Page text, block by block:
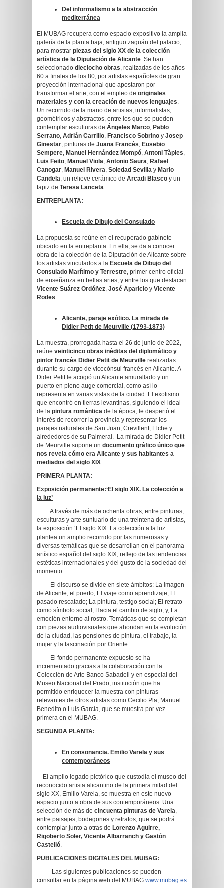
Del informalismo a la abstracción
mediterránea
El MUBAG recupera como espacio expositivo la amplia
galería de la planta baja, antiguo zaguán del palacio,
para mostrar piezas del siglo XX de la colección
artística de la Diputación de Alicante. Se han
seleccionado dieciocho obras, realizadas de los años
60 a finales de los 80, por artistas españoles de gran
proyección internacional que apostaron por
transformar el arte, con el empleo de originales
materiales y con la creación de nuevos lenguajes.
Un recorrido de la mano de artistas, informalistas,
geométricos y abstractos, entre los que se pueden
contemplar esculturas de Ángeles Marco, Pablo
Serrano, Adrián Carrillo, Francisco Sobrino y Josep
Ginestar, pinturas de Juana Francés, Eusebio
Sempere, Manuel Hernández Mompó, Antoni Tàpies,
Luis Feito, Manuel Viola, Antonio Saura, Rafael
Canogar, Manuel Rivera, Soledad Sevilla y Mario
Candela, un relieve cerámico de Arcadi Blasco y un
tapiz de Teresa Lanceta.
ENTREPLANTA:
Escuela de Dibujo del Consulado
La propuesta se reúne en el recuperado gabinete
ubicado en la entreplanta. En ella, se da a conocer
obra de la colección de la Diputación de Alicante sobre
los artistas vinculados a la Escuela de Dibujo del
Consulado Marítimo y Terrestre, primer centro oficial
de enseñanza en bellas artes, y entre los que destacan
Vicente Suárez Ordóñez, José Aparicio y Vicente
Rodes.
Alicante, paraje exótico. La mirada de
Didier Petit de Meurville (1793-1873)
La muestra, prorrogada hasta el 26 de junio de 2022,
reúne veinticinco obras inéditas del diplomático y
pintor francés Didier Petit de Meurville realizadas
durante su cargo de vicecónsul francés en Alicante. A
Dider Petit le acogió un Alicante amurallado y un
puerto en pleno auge comercial, como así lo
representa en varias vistas de la ciudad. El exotismo
que encontró en tierras levantinas, siguiendo el ideal
de la pintura romántica de la época, le despertó el
interés de recorrer la provincia y representar los
parajes naturales de San Juan, Crevillent, Elche y
alrededores de su Palmeral. La mirada de Didier Petit
de Meurville supone un documento gráfico único que
nos revela cómo era Alicante y sus habitantes a
mediados del siglo XIX.
PRIMERA PLANTA:
Exposición permanente:‘El siglo XIX. La colección a
la luz’
A través de más de ochenta obras, entre pinturas,
esculturas y arte suntuario de una treintena de artistas,
la exposición ‘El siglo XIX. La colección a la luz’
plantea un amplio recorrido por las numerosas y
diversas temáticas que se desarrollan en el panorama
artístico español del siglo XIX, reflejo de las tendencias
estéticas internacionales y del gusto de la sociedad del
momento.
El discurso se divide en siete ámbitos: La imagen
de Alicante, el puerto; El viaje como aprendizaje; El
pasado rescatado; La pintura, testigo social; El retrato
como símbolo social; Hacia el cambio de siglo; y, La
emoción entorno al rostro. Temáticas que se completan
con piezas audiovisuales que ahondan en la evolución
de la ciudad, las pensiones de pintura, el trabajo, la
mujer y la fascinación por Oriente.
El fondo permanente expuesto se ha
incrementado gracias a la colaboración con la
Colección de Arte Banco Sabadell y en especial del
Museo Nacional del Prado, institución que ha
permitido enriquecer la muestra con pinturas
relevantes de otros artistas como Cecilio Pla, Manuel
Benedito o Luis García, que se muestra por vez
primera en el MUBAG.
SEGUNDA PLANTA:
En consonancia. Emilio Varela y sus
contemporáneos
El amplio legado pictórico que custodia el museo del
reconocido artista alicantino de la primera mitad del
siglo XX, Emilio Varela, se muestra en este nuevo
espacio junto a obra de sus contemporáneos. Una
selección de más de cincuenta pinturas de Varela,
entre paisajes, bodegones y retratos, que se podrá
contemplar junto a otras de Lorenzo Aguirre,
Rigoberto Soler, Vicente Albarranch y Gastón
Castelló.
PUBLICACIONES DIGITALES DEL MUBAG:
Las siguientes publicaciones se pueden
consultar en la página web del MUBAG www.mubag.es